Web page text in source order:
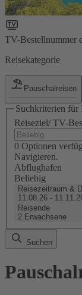
TV-Bestellnummer
Reisekategorie
Pauschalreisen
Suchkriterien für
Reiseziel/ TV-
0 Optionen
Navigieren.
Abflughafen
Beliebig
Reisezeitraum &
11.08.26 -
Reisende
2 Erwachsene
Suchen